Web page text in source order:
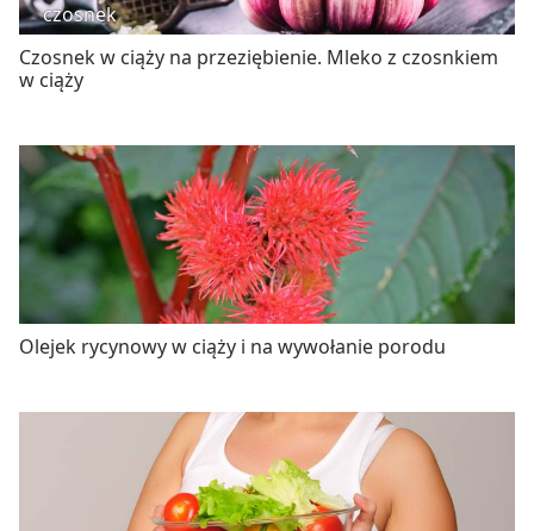
czosnek
Czosnek w ciąży na przeziębienie. Mleko z czosnkiem
w ciąży
Olejek rycynowy w ciąży i na wywołanie porodu